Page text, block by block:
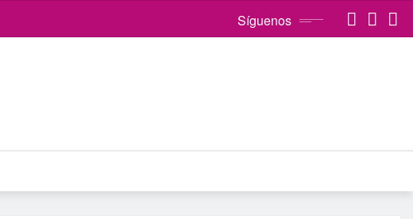
Síguenos